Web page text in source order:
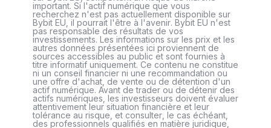
important. Si l'actif numérique que vous
recherchez n'est pas actuellement disponible sur
Bybit EU, il pourrait l'être à l'avenir. Bybit EU n'est
pas responsable des résultats de vos
investissements. Les informations sur les prix et les
autres données présentées ici proviennent de
sources accessibles au public et sont fournies à
titre informatif uniquement. Ce contenu ne constitue
ni un conseil financier ni une recommandation ou
une offre d'achat, de vente ou de détention d'un
actif numérique. Avant de trader ou de détenir des
actifs numériques, les investisseurs doivent évaluer
attentivement leur situation financière et leur
tolérance au risque, et consulter, le cas échéant,
des professionnels qualifiés en matière juridique,